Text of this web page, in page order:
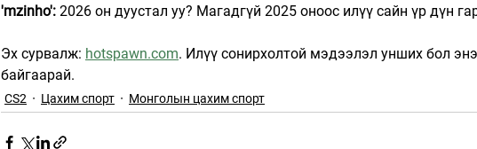
'mzinho': 2026 он дуустал уу? Магадгүй 2025 оноос илүү сайн үр дүн
Эх сурвалж: hotspawn.com. Илүү сонирхолтой мэдээлэл унших бол
байгаарай.
CS2 Цахим спорт Монголын цахим спорт